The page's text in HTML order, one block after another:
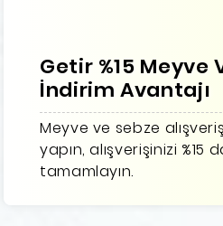
Getir %15 Meyve
İndirim Avantajı
Meyve ve sebze
yapın, alışverişinizi %15
tamamlayın.